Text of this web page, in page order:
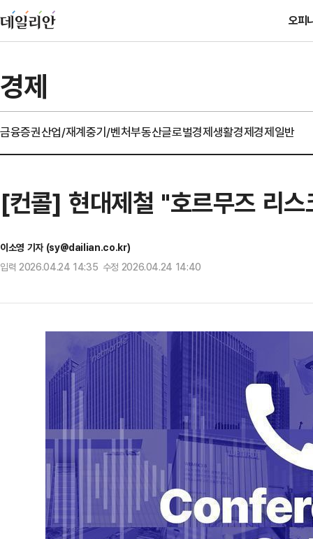
오피
경제
금융증권산업/재계중기/벤처부동산글로벌경제생활경제경제일반
[컨콜] 현대제철 "호르무즈 리
이소영 기자 (sy@dailian.co.kr)
입력 2026.04.24 14:35 수정 2026.04.24 14:40